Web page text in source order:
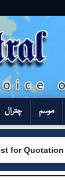
موسم چترال
Quotation